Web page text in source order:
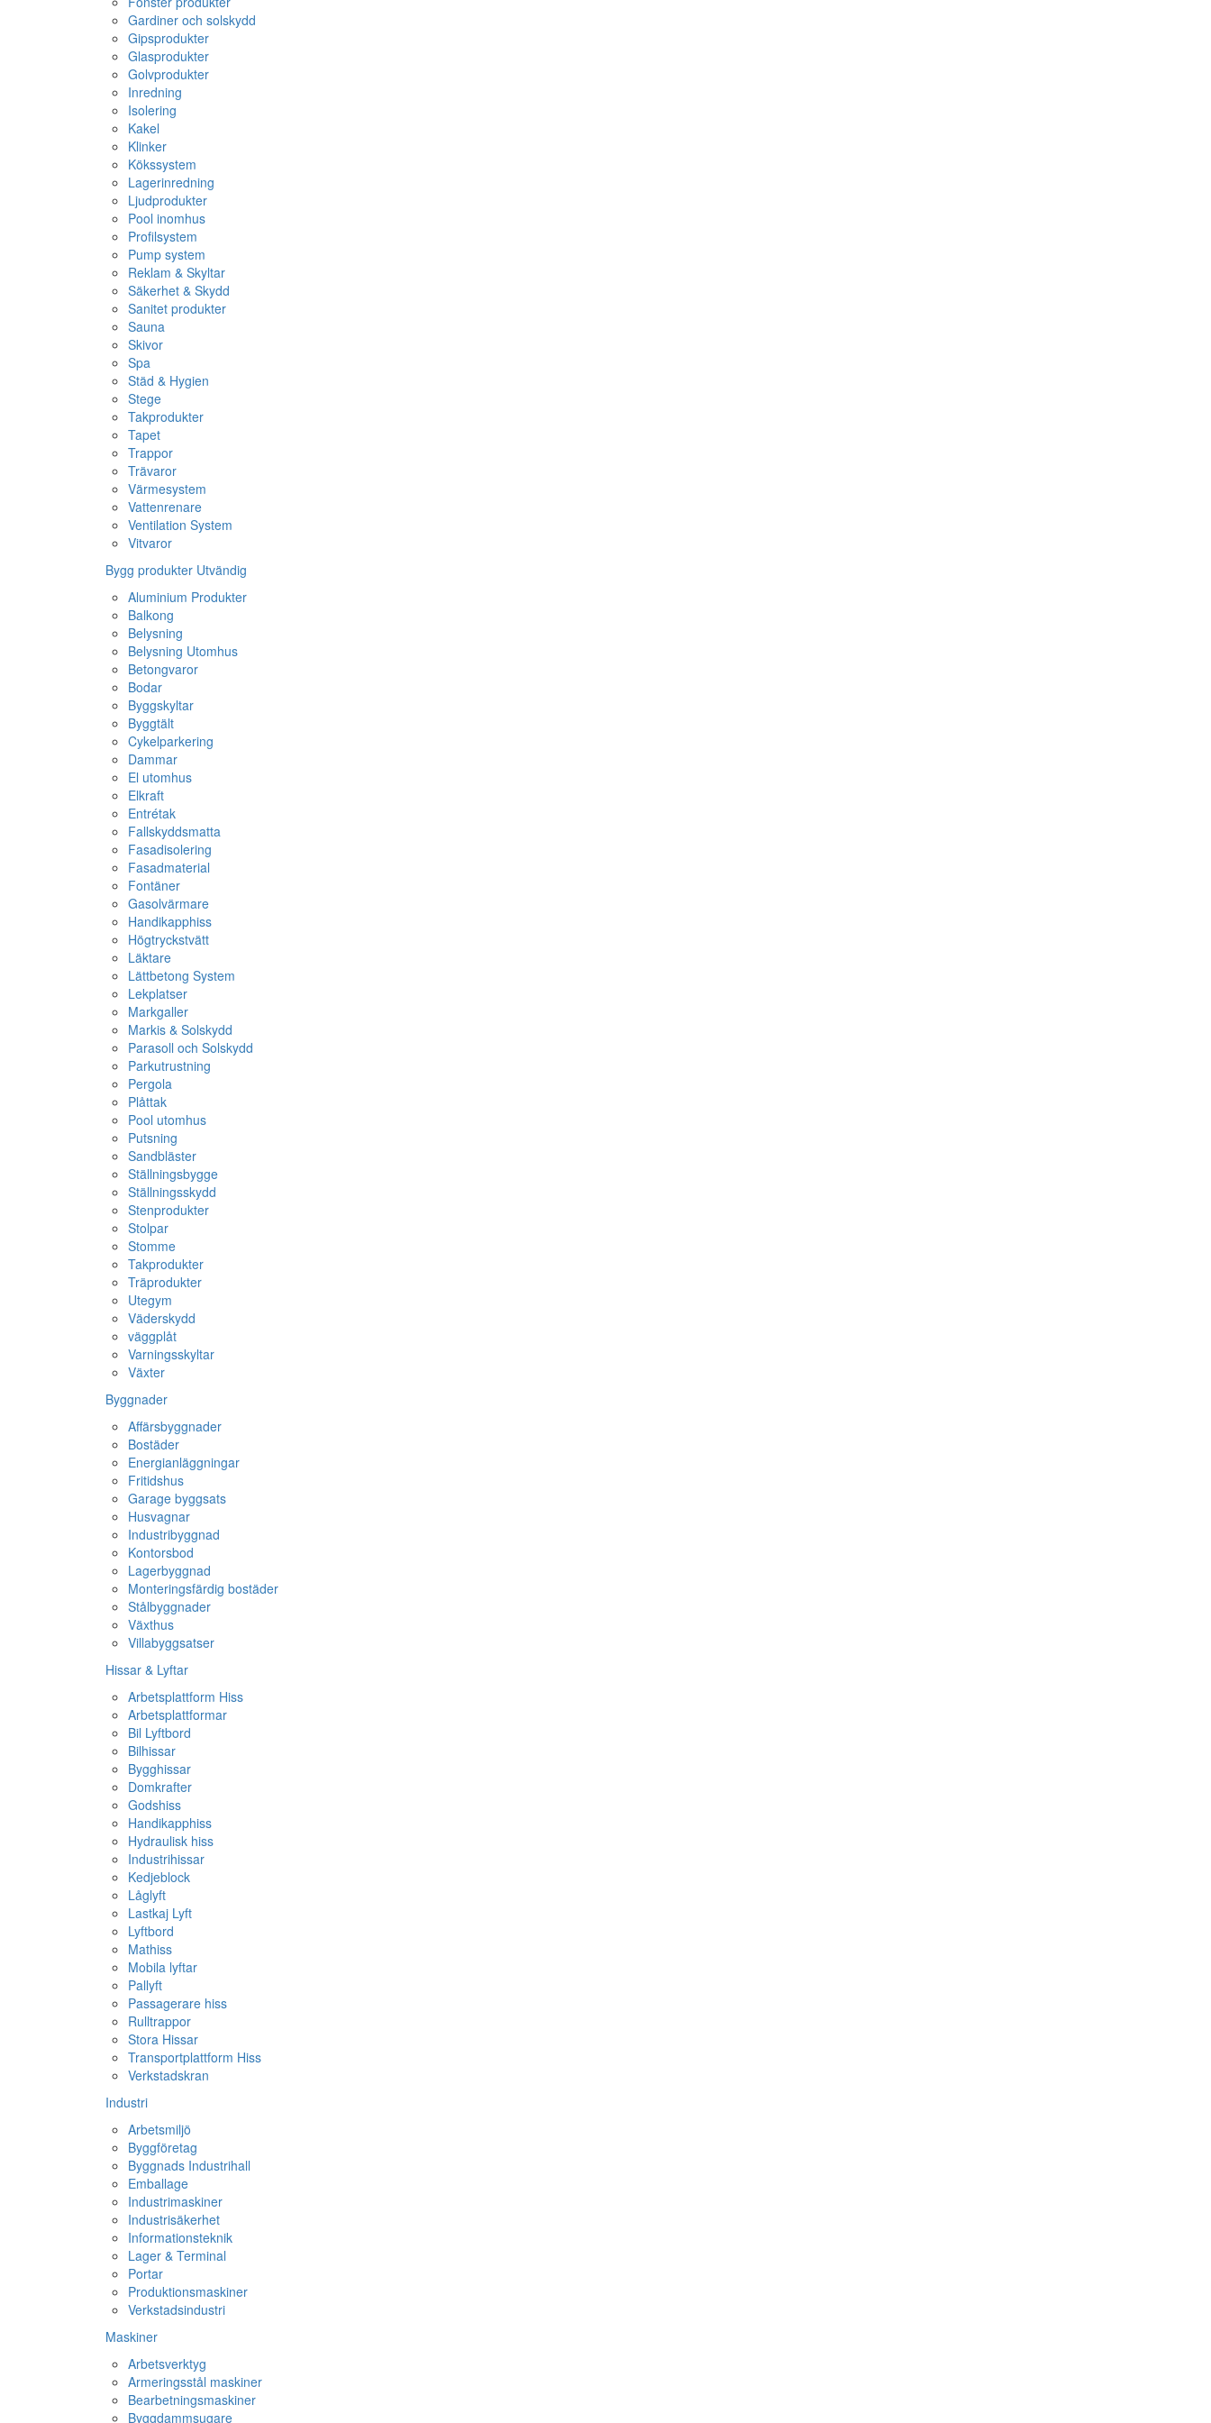
Gardiner och solskydd
Gipsprodukter
Glasprodukter
Golvprodukter
Inredning
Isolering
Kakel
Klinker
Kökssystem
Lagerinredning
Ljudprodukter
Pool inomhus
Profilsystem
Pump system
Reklam & Skyltar
Säkerhet & Skydd
Sanitet produkter
Sauna
Skivor
Spa
Städ & Hygien
Stege
Takprodukter
Tapet
Trappor
Trävaror
Värmesystem
Vattenrenare
Ventilation System
Vitvaror
Bygg produkter Utvändig
Aluminium Produkter
Balkong
Belysning
Belysning Utomhus
Betongvaror
Bodar
Byggskyltar
Byggtält
Cykelparkering
Dammar
El utomhus
Elkraft
Entrétak
Fallskyddsmatta
Fasadisolering
Fasadmaterial
Fontäner
Gasolvärmare
Handikapphiss
Högtryckstvätt
Läktare
Lättbetong System
Lekplatser
Markgaller
Markis & Solskydd
Parasoll och Solskydd
Parkutrustning
Pergola
Plåttak
Pool utomhus
Putsning
Sandbläster
Ställningsbygge
Ställningsskydd
Stenprodukter
Stolpar
Stomme
Takprodukter
Träprodukter
Utegym
Väderskydd
väggplåt
Varningsskyltar
Växter
Byggnader
Affärsbyggnader
Bostäder
Energianläggningar
Fritidshus
Garage byggsats
Husvagnar
Industribyggnad
Kontorsbod
Lagerbyggnad
Monteringsfärdig bostäder
Stålbyggnader
Växthus
Villabyggsatser
Hissar & Lyftar
Arbetsplattform Hiss
Arbetsplattformar
Bil Lyftbord
Bilhissar
Bygghissar
Domkrafter
Godshiss
Handikapphiss
Hydraulisk hiss
Industrihissar
Kedjeblock
Låglyft
Lastkaj Lyft
Lyftbord
Mathiss
Mobila lyftar
Pallyft
Passagerare hiss
Rulltrappor
Stora Hissar
Transportplattform Hiss
Verkstadskran
Industri
Arbetsmiljö
Byggföretag
Byggnads Industrihall
Emballage
Industrimaskiner
Industrisäkerhet
Informationsteknik
Lager & Terminal
Portar
Produktionsmaskiner
Verkstadsindustri
Maskiner
Arbetsverktyg
Armeringsstål maskiner
Bearbetningsmaskiner
Byggdammsugare